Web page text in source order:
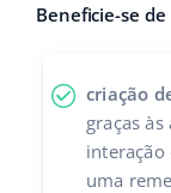
Gestão de Envios
Moda
Auditoria de
Outros
Casos de Sucesso
español (AR)
español
Beneficie-se
criação
graças
uma